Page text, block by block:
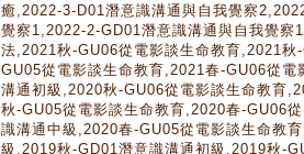
癒,2022-3-D01潛意識溝通與自我覺察2,
覺察1,2022-2-GD01潛意識溝通與自我覺察1
法,2021秋-GU06從電影談生命教育,2021秋
GU05從電影談生命教育,2021春-GU06從電
溝通初級 ,2020秋-GU06從電影談生命教育,
秋-GU05從電影談生命教育,2020春-GU06
識溝通中級 ,2020春-GU05從電影談生命教育
級 ,2019秋-GD01潛意識溝通初級 ,2019秋-